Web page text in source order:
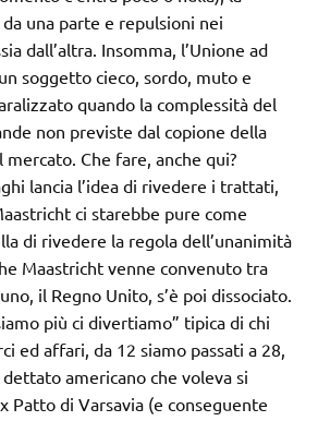
una parte e repulsioni nei
dall’altra. Insomma, l’Unione ad
soggetto cieco, sordo, muto e
quando la complessità del
non previste dal copione della
Che fare, anche qui?
lancia l’idea di rivedere i trattati,
ci starebbe pure come
di rivedere la regola dell’unanimità
Maastricht venne convenuto tra
il Regno Unito, s’è poi dissociato.
più ci divertiamo” tipica di chi
ed affari, da 12 siamo passati a 28,
americano che voleva si
Patto di Varsavia (e conseguente